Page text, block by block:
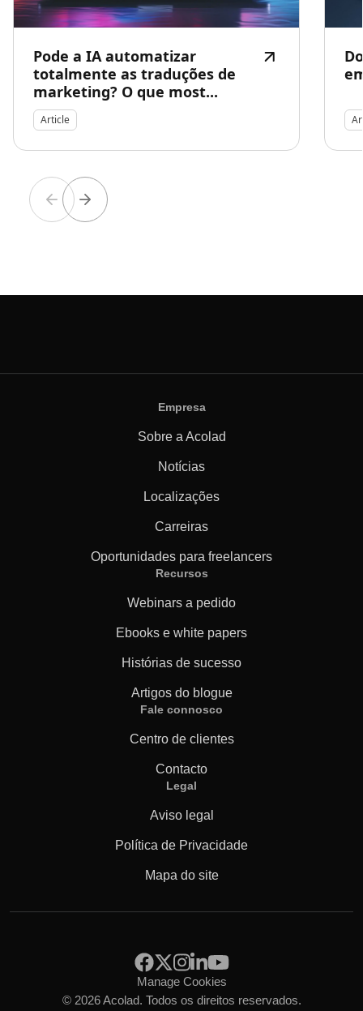
Pode a IA automatizar
totalmente as traduções de
marketing? O que most...
Article
Empresa
Sobre a Acolad
Notícias
Localizações
Carreiras
Oportunidades para freelancers
Recursos
Webinars a pedido
Ebooks e white papers
Histórias de sucesso
Artigos do blogue
Fale connosco
Centro de clientes
Contacto
Legal
Aviso legal
Política de Privacidade
Mapa do site
© 2026 Acolad. Todos os direitos reservados.
Manage Cookies